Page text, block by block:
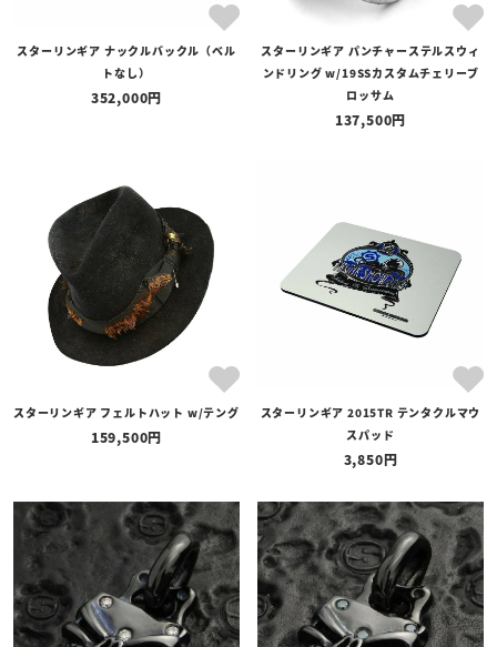
スターリンギア ナックルバックル（ベル
トなし）
352,000
スターリンギア パンチャーステルスウィ
ンドリング w/19SSカスタムチェリーブ
ロッサム
137,500
スターリンギア フェルトハット w/テング
159,500
スターリンギア 2015TR テンタクルマウ
スパッド
3,850